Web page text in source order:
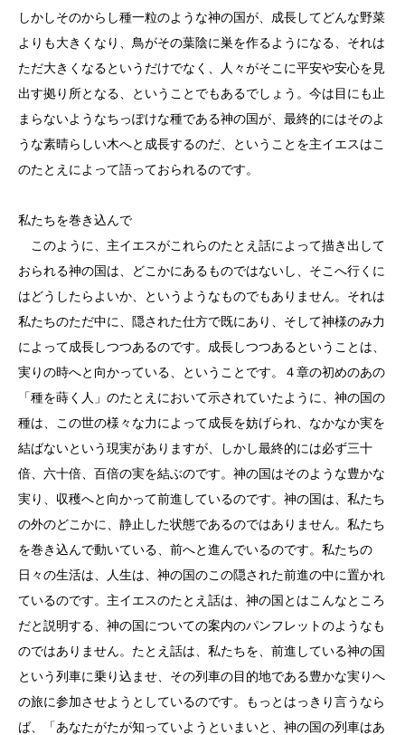
しかしそのからし種一粒のような神の国が、成長してどんな野菜
よりも大きくなり、鳥がその葉陰に巣を作るようになる、それは
ただ大きくなるというだけでなく、人々がそこに平安や安心を見
出す拠り所となる、ということでもあるでしょう。今は目にも止
まらないようなちっぽけな種である神の国が、最終的にはそのよ
うな素晴らしい木へと成長するのだ、ということを主イエスはこ
のたとえによって語っておられるのです。
私たちを巻き込んで
このように、主イエスがこれらのたとえ話によって描き出して
おられる神の国は、どこかにあるものではないし、そこへ行くに
はどうしたらよいか、というようなものでもありません。それは
私たちのただ中に、隠された仕方で既にあり、そして神様のみ力
によって成長しつつあるのです。成長しつつあるということは、
実りの時へと向かっている、ということです。４章の初めのあの
「種を蒔く人」のたとえにおいて示されていたように、神の国の
種は、この世の様々な力によって成長を妨げられ、なかなか実を
結ばないという現実がありますが、しかし最終的には必ず三十
倍、六十倍、百倍の実を結ぶのです。神の国はそのような豊かな
実り、収穫へと向かって前進しているのです。神の国は、私たち
の外のどこかに、静止した状態であるのではありません。私たち
を巻き込んで動いている、前へと進んでいるのです。私たちの
日々の生活は、人生は、神の国のこの隠された前進の中に置かれ
ているのです。主イエスのたとえ話は、神の国とはこんなところ
だと説明する、神の国についての案内のパンフレットのようなも
のではありません。たとえ話は、私たちを、前進している神の国
という列車に乗り込ませ、その列車の目的地である豊かな実りへ
の旅に参加させようとしているのです。もっとはっきり言うなら
ば、「あなたがたが知っていようといまいと、神の国の列車はあ